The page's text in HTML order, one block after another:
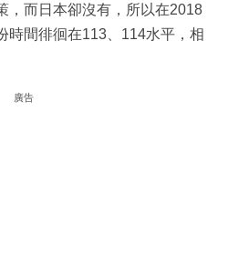
，而日本卻沒有，所以在2018
時間徘徊在113、114水平，相
廣告